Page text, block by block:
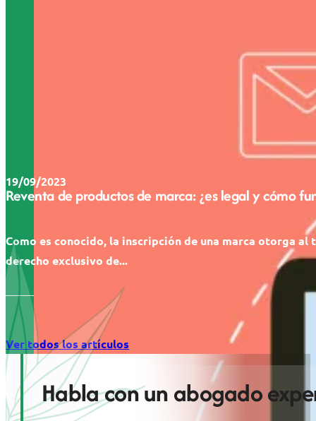
19/09/2023
Reventa de productos de marca: ¿es legal y cómo
Como es conocido, la inscripción de una marca otorga al
derecho exclusivo de...
Ver todos los artículos
Habla con un abogado